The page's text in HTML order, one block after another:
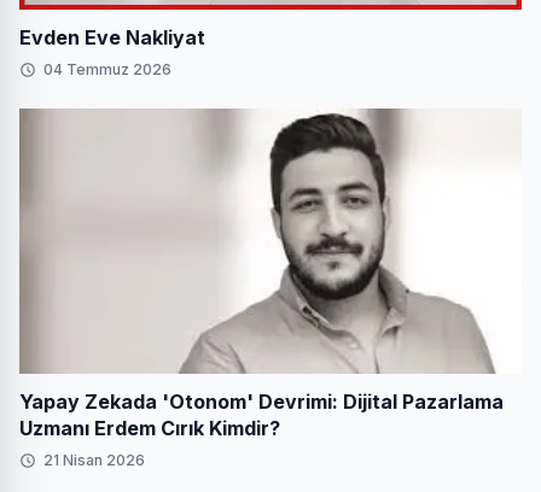
Evden Eve Nakliyat
04 Temmuz 2026
Yapay Zekada 'Otonom' Devrimi: Dijital Pazarlama
Uzmanı Erdem Cırık Kimdir?
21 Nisan 2026